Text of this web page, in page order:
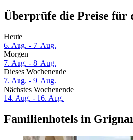
Überprüfe die Preise für
Heute
6. Aug. - 7. Aug.
Morgen
7. Aug. - 8. Aug.
Dieses Wochenende
7. Aug. - 9. Aug.
Nächstes Wochenende
14. Aug. - 16. Aug.
Familienhotels in